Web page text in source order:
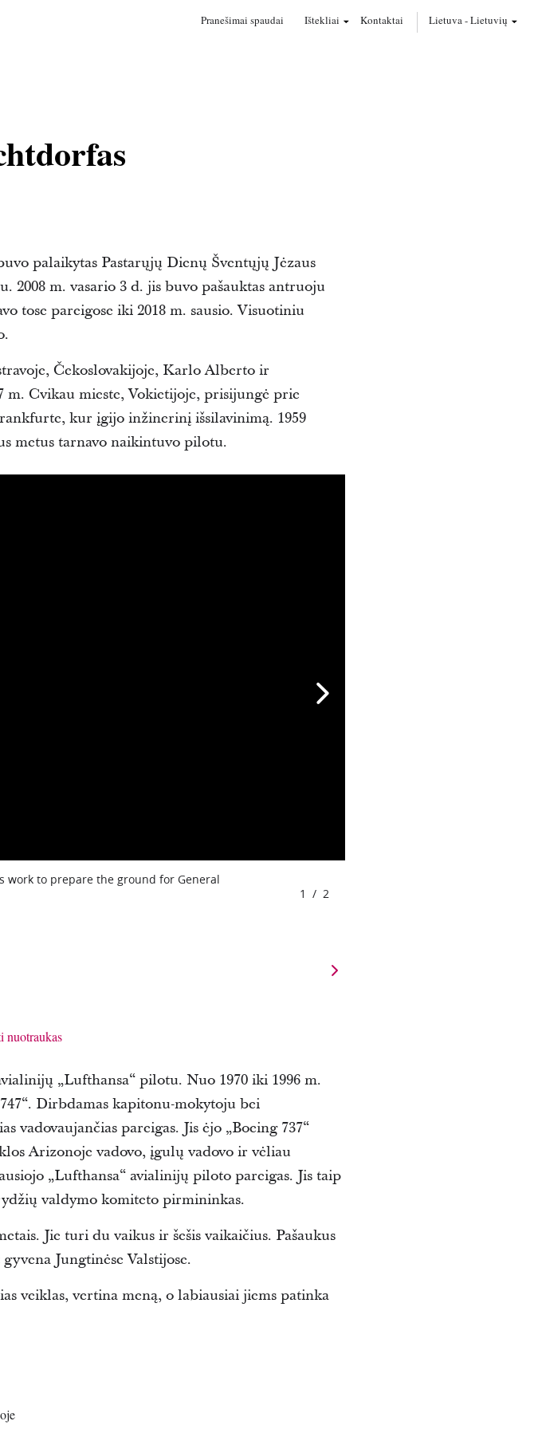
Pranešimai spaudai Ištekliai Kontaktai Lietuva-Lietuvių
palaikytas Pastarųjų Dienų Šventųjų Jėzaus
m. vasario 3 d. jis buvo pašauktas antruoju
tose pareigose iki 2018 m. sausio. Visuotiniu
Čekoslovakijoje, Karlo Alberto ir
Cvikau mieste, Vokietijoje, prisijungė prie
kur įgijo inžinerinį išsilavinimą. 1959
metus tarnavo naikintuvo pilotu.
work to prepare the ground for General
1 / 2
nuotraukas
„Lufthansa“ pilotu. Nuo 1970 iki 1996 m.
Dirbdamas kapitonu-mokytoju bei
pareigas. Jis ėjo „Boeing 737“
Arizonoje vadovo, įgulų vadovo ir vėliau
„Lufthansa“ avialinijų piloto pareigas. Jis taip
valdymo komiteto pirmininkas.
Jie turi du vaikus ir šešis vaikaičius. Pašaukus
Jungtinėse Valstijose.
veiklas, vertina meną, o labiausiai jiems patinka